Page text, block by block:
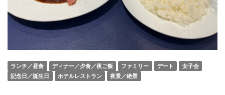
ランチ／昼食 ディナー／夕食／夜ご飯 ファミリー デート
女子会
記念日／誕生日
ホテルレストラン 夜景／絶景